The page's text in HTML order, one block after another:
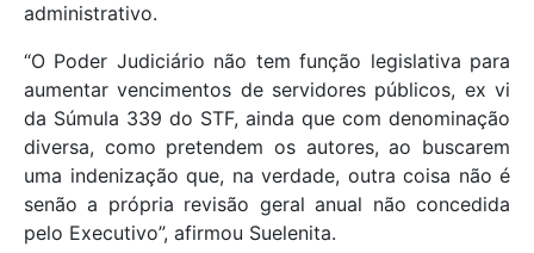
administrativo.
“O Poder Judiciário não tem função legislativa para
aumentar vencimentos de servidores públicos, ex vi
da Súmula 339 do STF, ainda que com denominação
diversa, como pretendem os autores, ao buscarem
uma indenização que, na verdade, outra coisa não é
senão a própria revisão geral anual não concedida
pelo Executivo”, afirmou Suelenita.